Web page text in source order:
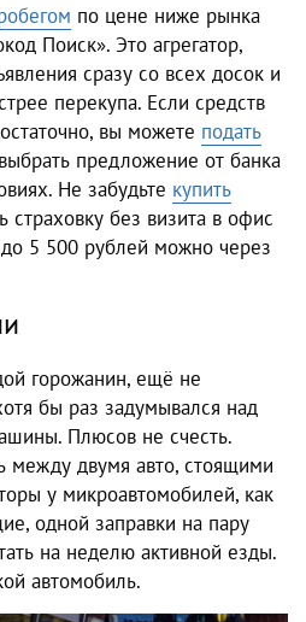
по цене ниже рынка
Поиск». Это агрегатор,
сразу со всех досок и
перекупа. Если средств
вы можете подать
предложение от банка
Не забудьте купить
страховку без визита в офис
5 500 рублей можно через
горожанин, ещё не
бы раз задумывался над
Плюсов не счесть.
между двумя авто, стоящими
у микроавтомобилей, как
одной заправки на пару
на неделю активной езды.
автомобиль.